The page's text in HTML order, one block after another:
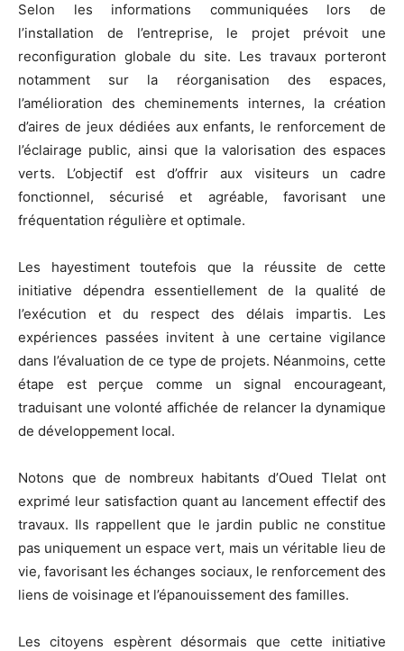
Selon les informations communiquées lors de
l’installation de l’entreprise, le projet prévoit une
reconfiguration globale du site. Les travaux porteront
notamment sur la réorganisation des espaces,
l’amélioration des cheminements internes, la création
d’aires de jeux dédiées aux enfants, le renforcement de
l’éclairage public, ainsi que la valorisation des espaces
verts. L’objectif est d’offrir aux visiteurs un cadre
fonctionnel, sécurisé et agréable, favorisant une
fréquentation régulière et optimale.
Les hayestiment toutefois que la réussite de cette
initiative dépendra essentiellement de la qualité de
l’exécution et du respect des délais impartis. Les
expériences passées invitent à une certaine vigilance
dans l’évaluation de ce type de projets. Néanmoins, cette
étape est perçue comme un signal encourageant,
traduisant une volonté affichée de relancer la dynamique
de développement local.
Notons que de nombreux habitants d’Oued Tlelat ont
exprimé leur satisfaction quant au lancement effectif des
travaux. Ils rappellent que le jardin public ne constitue
pas uniquement un espace vert, mais un véritable lieu de
vie, favorisant les échanges sociaux, le renforcement des
liens de voisinage et l’épanouissement des familles.
Les citoyens espèrent désormais que cette initiative